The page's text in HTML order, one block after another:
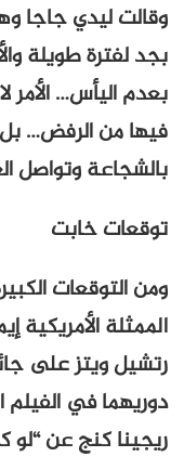
وقالت ليدي جاجا
بجد لفترة طويلة
بعدم اليأس… الأمر
فيها من الرفض…
بالشجاعة وتواصل
توقعات خابت
ومن التوقعات
الممثلة الأمريكية
رتشيل ويتز على
دوريهما في الفيلم
ريجينا كنج عن “لو